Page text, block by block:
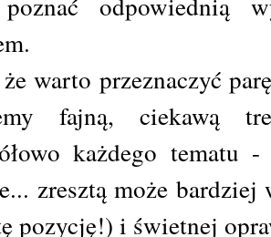
że warto przeznaczyć
fajną, ciekawą
każdego tematu
zresztą może
pozycję!) i świetnej